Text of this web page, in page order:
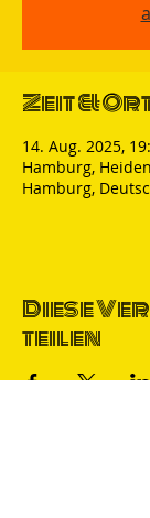
Zeit &
14. Aug. 2025,
Hamburg,
Hamburg,
Diese
teilen